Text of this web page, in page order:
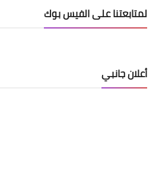
لمتابعتنا على الفيس بوك
أعلان جانبي